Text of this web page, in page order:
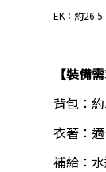
EK：約26.5
【裝備需
背包：
衣著：
補給：